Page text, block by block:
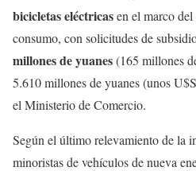
bicicletas eléctricasen el marco
consumo, con solicitudes de
millones de yuanes(165 millones
5.610 millones de yuanes (unos
el Ministerio de Comercio.
Según el último relevamiento de la
minoristas de vehículos de nueva